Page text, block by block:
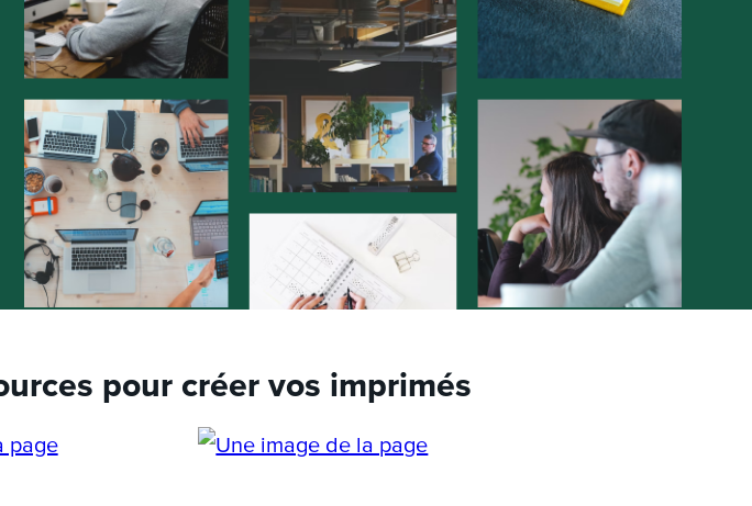
pour créer vos imprimés